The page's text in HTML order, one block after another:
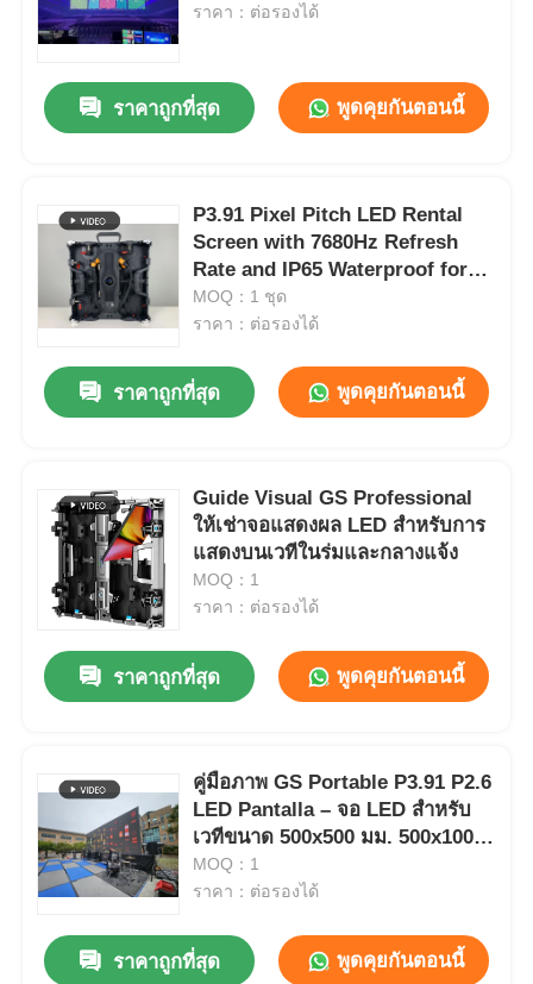
ราคา：ต่อรองได้
ราคาถูกที่สุด พูดคุยกันตอนนี้
P3.91 Pixel Pitch LED Rental
Screen with 7680Hz Refresh
Rate and IP65 Waterproof for
Outdoor LED Video Wall
Display สกรีนจอฉายภาพแบบ
MOQ：1 ชุด
ราคา：ต่อรองได้
ราคาถูกที่สุด พูดคุยกันตอนนี้
Guide Visual GS Professional
ให้เช่าจอแสดงผล LED สำหรับการ
แสดงบนเวทีในร่มและกลางแจ้ง
MOQ：1
ราคา：ต่อรองได้
ราคาถูกที่สุด พูดคุยกันตอนนี้
คู่มือภาพ GS Portable P3.91 P2.6
LED Pantalla – จอ LED สำหรับ
เวทีขนาด 500x500 มม. 500x1000
มม. สำหรับการแสดงทัวร์และ
เทศกาลดนตรี
MOQ：1
ราคา：ต่อรองได้
ราคาถูกที่สุด พูดคุยกันตอนนี้